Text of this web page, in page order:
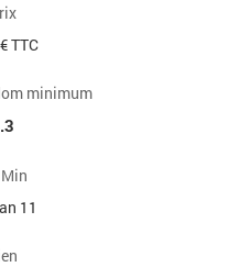
TTC
minimum
11